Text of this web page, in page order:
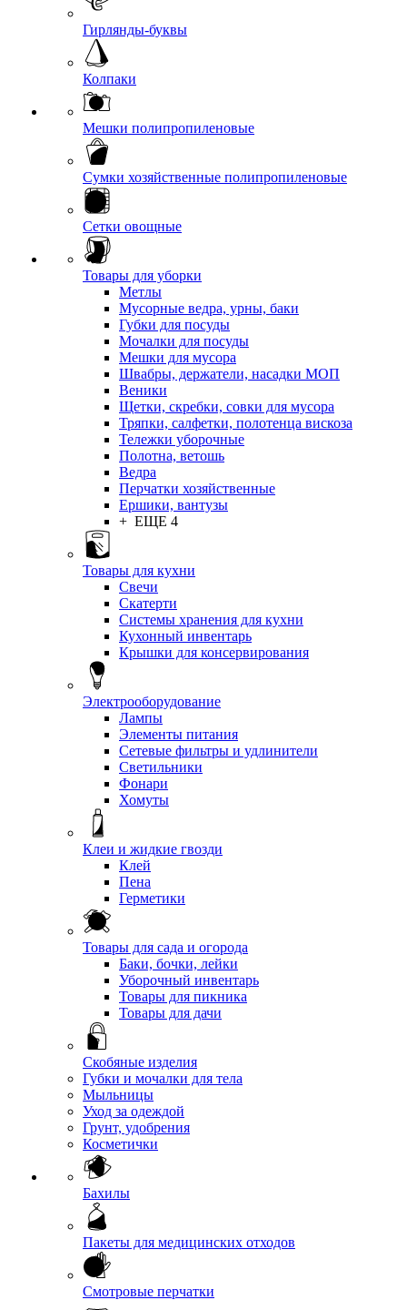
Гирлянды-буквы
Колпаки
Мешки полипропиленовые
Сумки хозяйственные полипропиленовые
Сетки овощные
Товары для уборки
Метлы
Мусорные ведра, урны, баки
Губки для посуды
Мочалки для посуды
Мешки для мусора
Швабры, держатели, насадки МОП
Веники
Щетки, скребки, совки для мусора
Тряпки, салфетки, полотенца вискоза
Тележки уборочные
Полотна, ветошь
Ведра
Перчатки хозяйственные
Ершики, вантузы
+ ЕЩЕ 4
Товары для кухни
Свечи
Скатерти
Системы хранения для кухни
Кухонный инвентарь
Крышки для консервирования
Электрооборудование
Лампы
Элементы питания
Сетевые фильтры и удлинители
Светильники
Фонари
Хомуты
Клеи и жидкие гвозди
Клей
Пена
Герметики
Товары для сада и огорода
Баки, бочки, лейки
Уборочный инвентарь
Товары для пикника
Товары для дачи
Скобяные изделия
Губки и мочалки для тела
Мыльницы
Уход за одеждой
Грунт, удобрения
Косметички
Бахилы
Пакеты для медицинских отходов
Смотровые перчатки